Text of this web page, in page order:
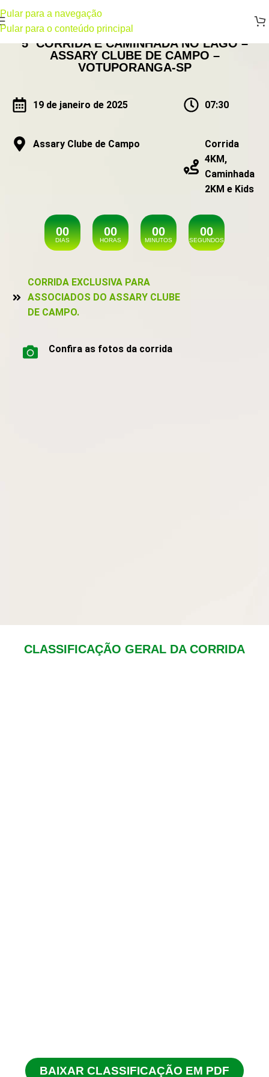
Pular para a navegação
Pular para o conteúdo principal
5ª CORRIDA E CAMINHADA NO LAGO –
ASSARY CLUBE DE CAMPO –
VOTUPORANGA-SP
19 de janeiro de 2025 07:30
Assary Clube de Campo
Corrida
4KM,
Caminhada
2KM e Kids
00
DIAS
00
HORAS
00
MINUTOS
00
SEGUNDOS
CORRIDA EXCLUSIVA PARA
ASSOCIADOS DO ASSARY CLUBE
DE CAMPO.
Confira as fotos da corrida
CLASSIFICAÇÃO GERAL DA CORRIDA
BAIXAR CLASSIFICAÇÃO EM PDF